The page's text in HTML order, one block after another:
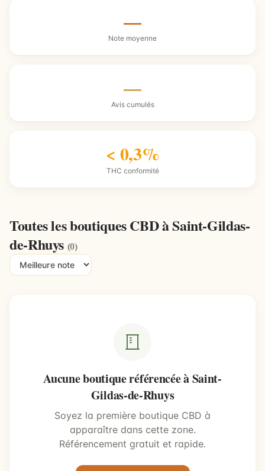
—
Note moyenne
—
Avis cumulés
< 0,3%
THC conformité
Toutes les boutiques CBD à Saint-Gildas-
de-Rhuys (0)
Aucune boutique référencée à Saint-
Gildas-de-Rhuys
Soyez la première boutique CBD à
apparaître dans cette zone.
Référencement gratuit et rapide.